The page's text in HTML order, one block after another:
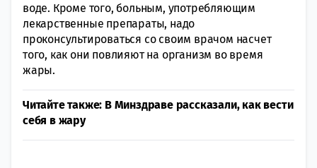
воде. Кроме того, больным, употребляющим
лекарственные препараты, надо
проконсультироваться со своим врачом насчет
того, как они повлияют на организм во время
жары.
Читайте также: В Минздраве рассказали, как вести
себя в жару